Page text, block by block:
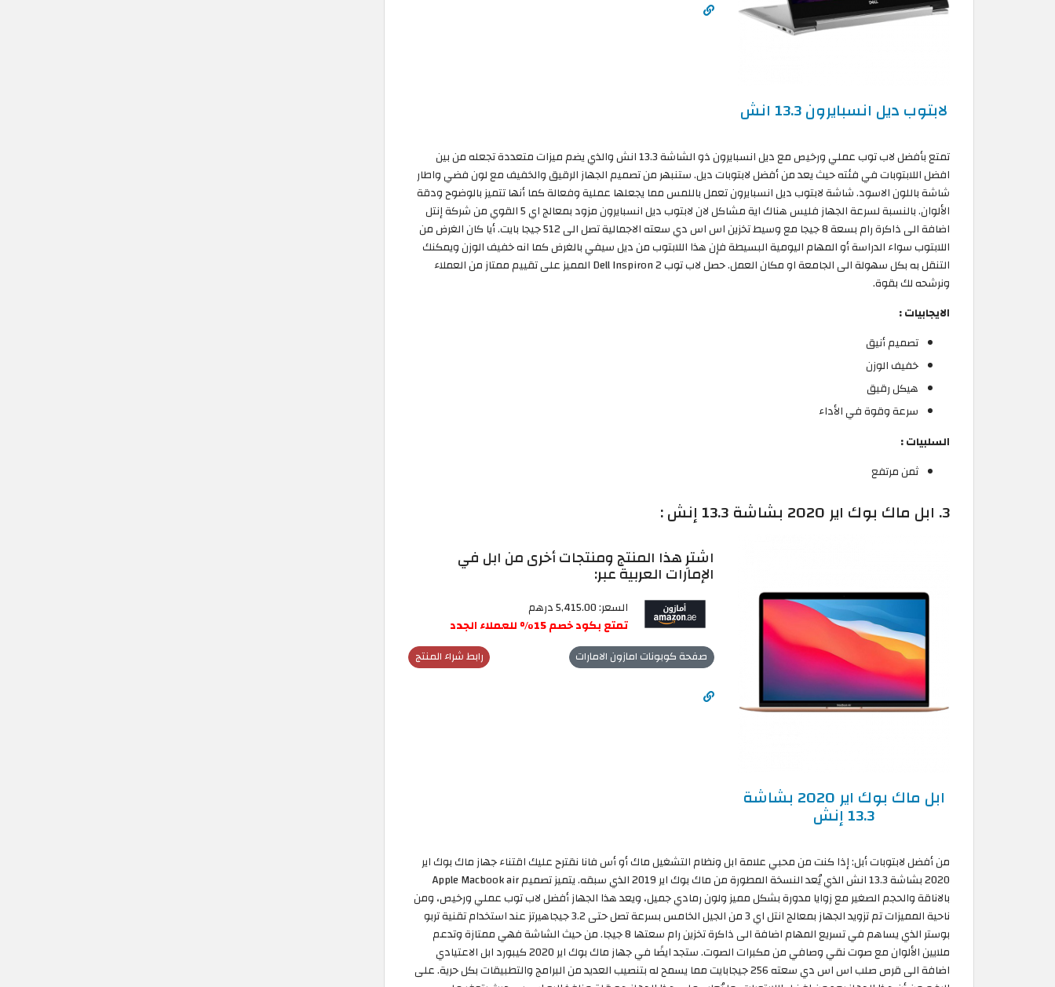
لابتوب ديل انسبايرون 13.3 انش
تمتع بأفضل لاب توب عملي ورخيص مع ديل انسبايرون ذو الشاشة 13.3 انش والذي يضم ميزات متعددة تجعله من بين
افضل اللابتوبات في فئته حيث يعد من أفضل لابتوبات ديل. ستنبهر من تصميم الجهاز الرقيق والخفيف مع لون فضي واطار
شاشة باللون الاسود. شاشة لابتوب ديل انسبايرون تعمل باللمس مما يجعلها عملية وفعالة كما أنها تتميز بالوضوح ودقة
الألوان. بالنسبة لسرعة الجهاز فليس هناك اية مشاكل لان لابتوب ديل انسبايرون مزود بمعالج اي 5 القوي من شركة إنتل
اضافة الى ذاكرة رام بسعة 8 جيجا مع وسيط تخزين اس اس دي سعته الاجمالية تصل الى 512 جيجا بايت. أيا كان الغرض من
اللابتوب سواء الدراسة أو المهام اليومية البسيطة فإن هذا اللابتوب من ديل سيفي بالغرض كما انه خفيف الوزن ويمكنك
التنقل به بكل سهولة الى الجامعة او مكان العمل. حصل لاب توب Dell Inspiron 2 المميز على تقييم ممتاز من العملاء
ونرشحه لك بقوة.
الايجابيات :
تصميم أنيق
خفيف الوزن
هيكل رقيق
سرعة وقوة في الأداء
السلبيات :
ثمن مرتفع
3. ابل ماك بوك اير 2020 بشاشة 13.3 إنش :
ابل ماك بوك اير 2020 بشاشة
13.3 إنش
اشترِ هذا المنتج ومنتجات أخرى من ابل في
الإمارات العربية عبر:
السعر: 5,415.00 درهم
تمتع بكود خصم 15% للعملاء الجدد
رابط شراء المنتج صفحة كوبونات امازون الامارات
من أفضل لابتوبات أبل: إذا كنت من محبي علامة ابل ونظام التشغيل ماك أو أس فانا نقترح عليك اقتناء جهاز ماك بوك اير
2020 بشاشة 13.3 انش الذي يُعد النسخة المطورة من ماك بوك اير 2019 الذي سبقه. يتميز تصميم Apple Macbook air
بالاناقة والحجم الصغير مع زوايا مدورة بشكل مميز ولون رمادي جميل، ويعد هذا الجهاز أفضل لاب توب عملي ورخيص، ومن
ناحية المميزات تم تزويد الجهاز بمعالج انتل اي 3 من الجيل الخامس بسرعة تصل حتى 3.2 جيجاهيرتز عند استخدام تقنية تربو
بوستر الذي يساهم في تسريع المهام اضافة الى ذاكرة تخزين رام سعتها 8 جيجا. من حيث الشاشة فهي ممتازة وتدعم
ملايين الألوان مع صوت نقي وصافي من مكبرات الصوت. ستجد ايضًا في جهاز ماك بوك اير 2020 كيبورد ابل الاعتيادي
اضافة الى قرص صلب اس اس دي سعته 256 جيجابايت مما يسمح له بتنصيب العديد من البرامج والتطبيقات بكل حرية. على